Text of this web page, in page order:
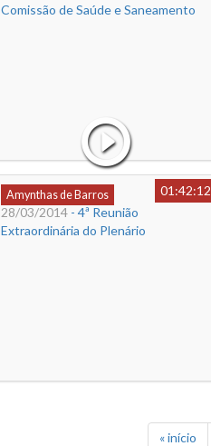
Comissão de Saúde e Saneamento
Amynthas de Barros
01:42:12
28/03/2014 - 4ª Reunião
Extraordinária do Plenário
« início